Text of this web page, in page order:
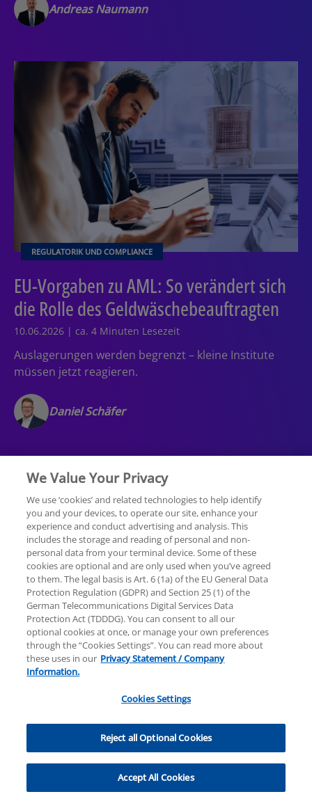
Andreas Naumann
REGULATORIK UND COMPLIANCE
EU-Vorgaben zu AML: So verändert sich
die Rolle des Geldwäschebeauftragten
10.06.2026 | ca. 4 Minuten Lesezeit
Auslagerungen werden begrenzt – kleine Institute
müssen jetzt reagieren.
Daniel Schäfer
Rechtliche Hinweise Datenschutzerklärung
Sitemap Hilfe Unternehmensangaben
© 2025 KPMG AG Wirtschaftsprüfungsgesellschaft,
eine Aktiengesellschaft nach deutschem Recht und
ein Mitglied der globalen KPMG-Organisation
unabhängiger Mitgliedsfirmen, die KPMG
International Limited, einer Private English Company
Limited by Guarantee, angeschlossen sind. Alle Rechte
vorbehalten. Für weitere Einzelheiten über die
Struktur der globalen Organisation von KPMG
https://home.kpmg/governance
We Value Your Privacy
We use ‘cookies’ and related technologies to help identify
you and your devices, to operate our site, enhance your
experience and conduct advertising and analysis. This
includes the storage and reading of personal and non-
personal data from your terminal device. Some of these
cookies are optional and are only used when you’ve agreed
to them. The legal basis is Art. 6 (1a) of the EU General Data
Protection Regulation (GDPR) and Section 25 (1) of the
German Telecommunications Digital Services Data
Protection Act (TDDDG). You can consent to all our
optional cookies at once, or manage your own preferences
through the “Cookies Settings”. You can read more about
these uses in our Privacy Statement / Company
Information.
Cookies Settings
Reject all Optional Cookies
Accept All Cookies